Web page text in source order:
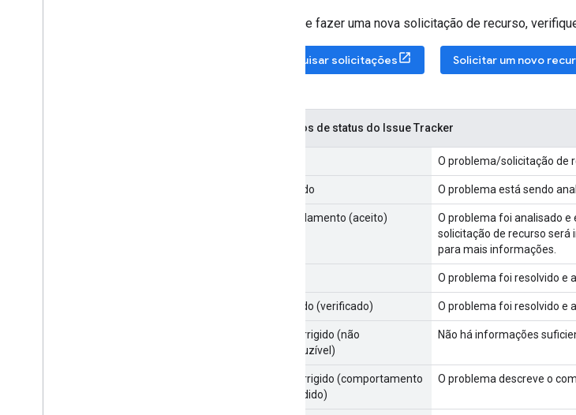
Antes de fazer uma nova solicitação de recurso,
Pesquisar solicitações Solicitar um novo
Códigos de status do Issue Tracker
O problema/solicitação de
Atribuído O problema está sendo
Em andamento (aceito)
O problema foi analisado e
solicitação de recurso
para mais informações.
O problema foi resolvido e
Corrigido (verificado) O problema foi resolvido e
Não corrigido (não
reproduzível)
Não há informações
Não corrigido (comportamento
pretendido)
O problema descreve o